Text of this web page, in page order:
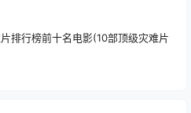
排行榜前十名电影(10部顶级灾难片